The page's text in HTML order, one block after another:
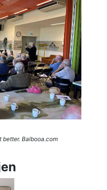
better. Balbooa.com